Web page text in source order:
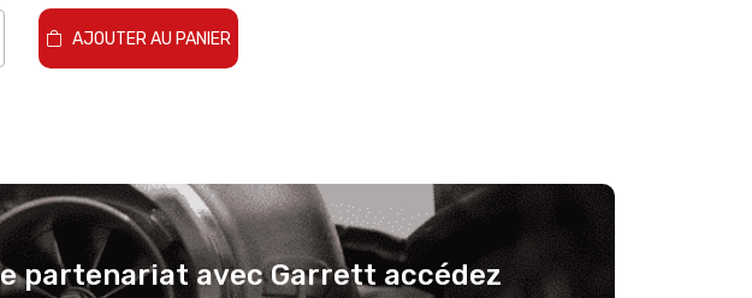
AJOUTER AU PANIER
partenariat avec Garrett accédez